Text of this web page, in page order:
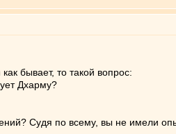
бывает, то такой вопрос:
Дхарму?
Судя по всему, вы не имели